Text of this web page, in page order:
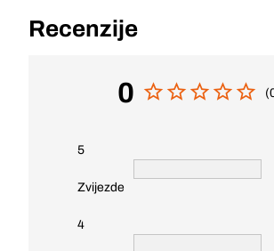
Recenzije
0
5
Zvijezde
4